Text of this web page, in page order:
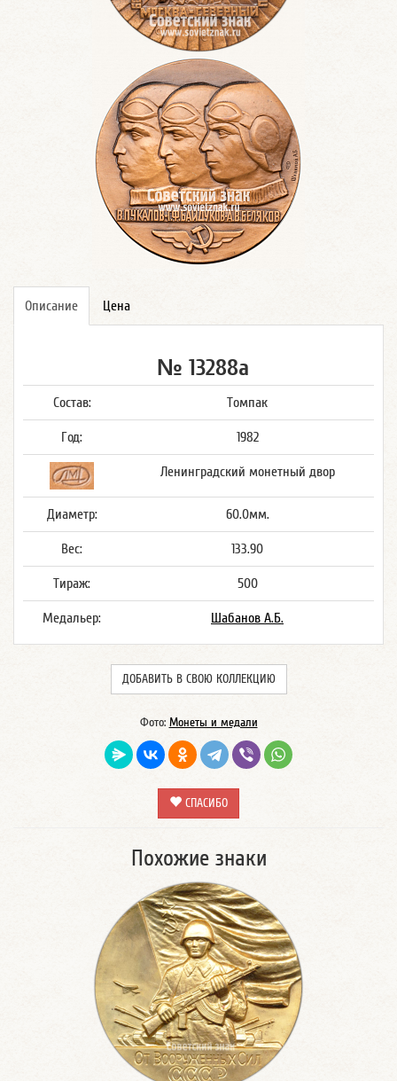
Описание Цена
№ 13288а
Состав: Томпак
Год: 1982
Ленинградский монетный двор
Диаметр: 60.0мм.
Вес: 133.90
Тираж: 500
Медальер: Шабанов А.Б.
ДОБАВИТЬ В СВОЮ КОЛЛЕКЦИЮ
Фото: Монеты и медали
СПАСИБО
Похожие знаки